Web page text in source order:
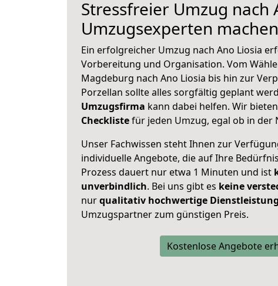
Stressfreier Umzug nach
Umzugsexperten
Ein erfolgreicher Umzug nach Ano Liosia
Vorbereitung und Organisation. Vom
Magdeburg nach Ano Liosia bis hin zur
Porzellan sollte alles sorgfältig geplant
Umzugsfirma kann dabei helfen. Wir
Checklistefür jeden Umzug, egal ob in der
Unser Fachwissen steht Ihnen zur
individuelle Angebote, die auf Ihre
Prozess dauert nur etwa 1 Minuten und ist
unverbindlich. Bei uns gibt es keine
nurqualitativ hochwertige
Umzugspartner zum günstigen Preis.
Kostenlose Angebote